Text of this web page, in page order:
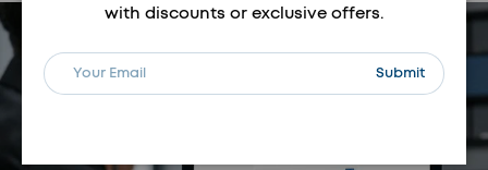
with discounts or exclusive offers.
E-Mail
Abonnieren
Submit